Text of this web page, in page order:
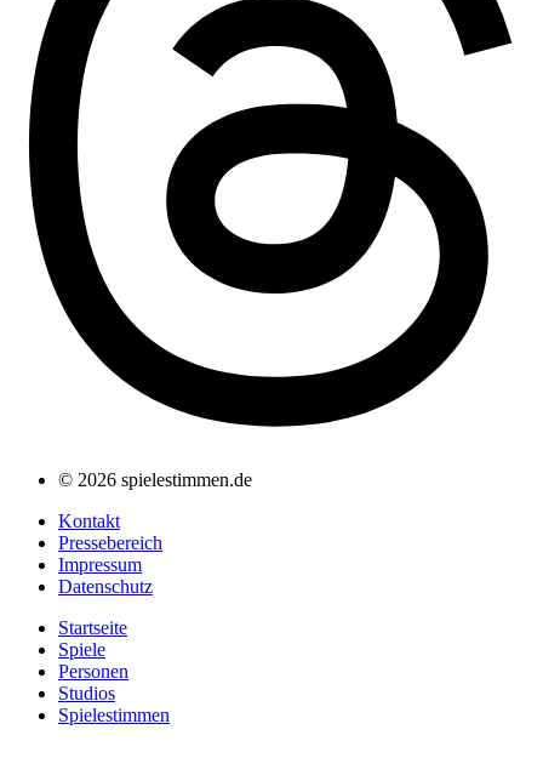
© 2026 spielestimmen.de
Kontakt
Pressebereich
Impressum
Datenschutz
Startseite
Spiele
Personen
Studios
Spielestimmen